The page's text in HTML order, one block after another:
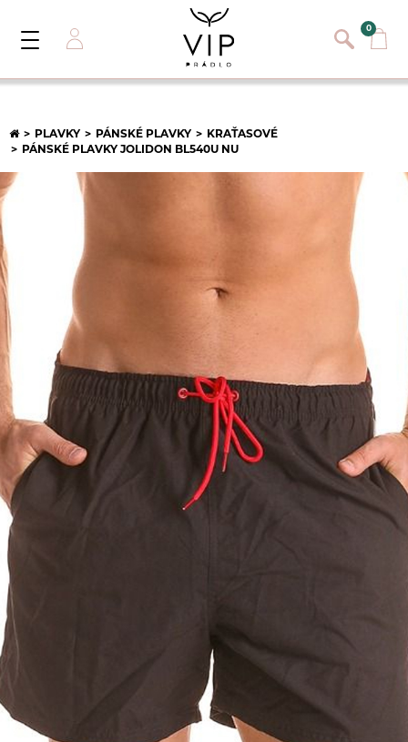
Přihlásit se
Registrace nového zákazníka
PŘIHLÁSIT
0
Toggle
PLAVKY PÁNSKÉ PLAVKY
KRAŤASOVÉ
PÁNSKÉ PLAVKY JOLIDON BL540U NU